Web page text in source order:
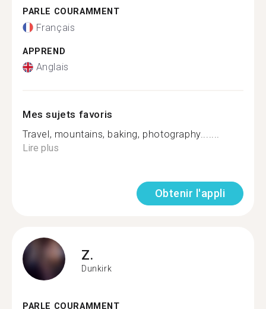
PARLE COURAMMENT
Français
APPREND
Anglais
Mes sujets favoris
Travel, mountains, baking, photography.......
Lire plus
Obtenir l'appli
Z.
Dunkirk
PARLE COURAMMENT